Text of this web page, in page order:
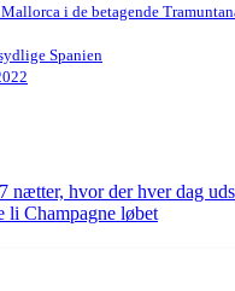
i de betagende
Spanien
hvor der hver dag
li Champagne løbet
fødder
bliver du klar til at løbe 5 km